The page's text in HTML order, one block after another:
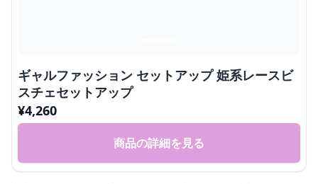
ギャルファッション セットアップ 姫系レースビ
スチェセットアップ
¥4,260
商品の詳細を見る